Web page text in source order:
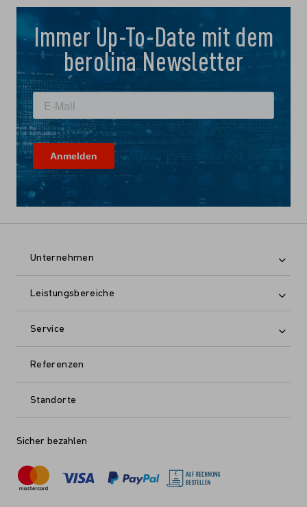
Immer Up-To-Date mit dem
berolina Newsletter
Unternehmen
Leistungsbereiche
Service
Referenzen
Standorte
Sicher bezahlen